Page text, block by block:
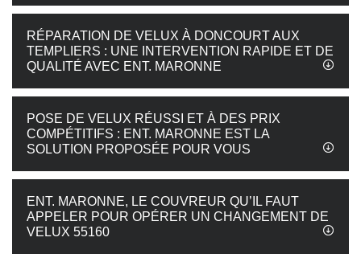
RÉPARATION DE VELUX À DONCOURT AUX
TEMPLIERS : UNE INTERVENTION RAPIDE ET DE
QUALITÉ AVEC ENT. MARONNE
POSE DE VELUX RÉUSSI ET À DES PRIX
COMPÉTITIFS : ENT. MARONNE EST LA
SOLUTION PROPOSÉE POUR VOUS
ENT. MARONNE, LE COUVREUR QU’IL FAUT
APPELER POUR OPÉRER UN CHANGEMENT DE
VELUX 55160